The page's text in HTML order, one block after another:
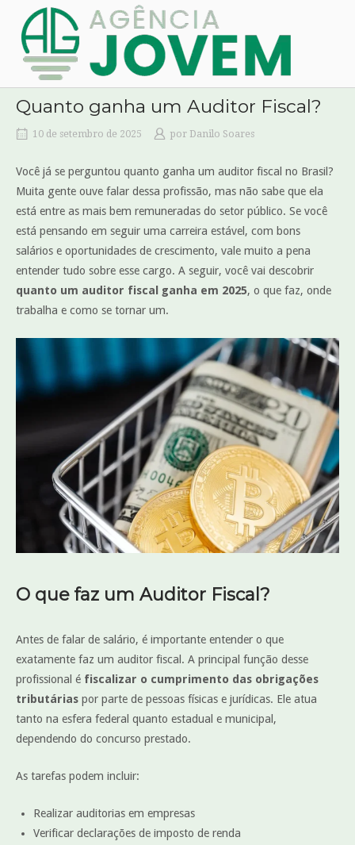
content
Home
Quanto ganha um Auditor Fiscal?
10 de setembro de 2025 por Danilo Soares
Você já se perguntou quanto ganha um auditor fiscal no Brasil?
Muita gente ouve falar dessa profissão, mas não sabe que ela
está entre as mais bem remuneradas do setor público. Se você
está pensando em seguir uma carreira estável, com bons
salários e oportunidades de crescimento, vale muito a pena
entender tudo sobre esse cargo. A seguir, você vai descobrir
quanto um auditor fiscal ganha em 2025, o que faz, onde
trabalha e como se tornar um.
O que faz um Auditor Fiscal?
Antes de falar de salário, é importante entender o que
exatamente faz um auditor fiscal. A principal função desse
profissional é fiscalizar o cumprimento das obrigações
tributárias por parte de pessoas físicas e jurídicas. Ele atua
tanto na esfera federal quanto estadual e municipal,
dependendo do concurso prestado.
As tarefas podem incluir:
Realizar auditorias em empresas
Verificar declarações de imposto de renda